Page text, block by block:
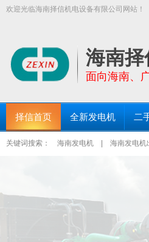
欢迎光临海南择信机电设备有限公司网站！
三亚发电机出租、琼海发电机出租等区域均
海南
面向海南、
择信首页 全新发电机 二
关键词搜索： 海南发电机 海南发电机